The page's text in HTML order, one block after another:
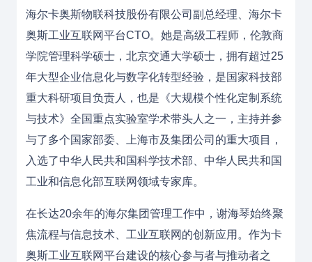
海尔卡奥斯物联科技股份有限公司副总经理、海尔卡
奥斯工业互联网平台CTO。她是高级工程师，伦敦商
学院管理科学硕士，北京交通大学硕士，拥有超过25
年大型企业信息化与数字化转型经验，是国家科技部
重大科研项目负责人，也是《大规模个性化定制系统
与技术》全国重点实验室学术带头人之一，主持并参
与了多个国家部委、上海市及集团公司的重大项目，
入选了中华人民共和国科学技术部、中华人民共和国
工业和信息化部互联网领域专家库。
在长达20余年的海尔集团管理工作中，谢海琴始终聚
焦流程与信息技术、工业互联网的创新应用。作为卡
奥斯工业互联网平台建设的核心参与者与推动者之